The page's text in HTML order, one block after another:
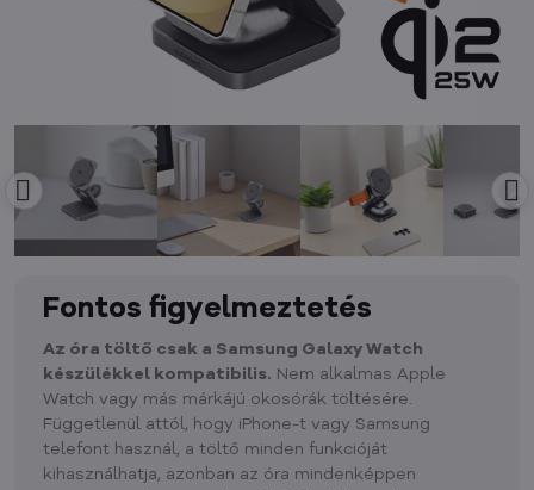
Fontos figyelmeztetés
Az óra töltő csak a Samsung Galaxy Watch
készülékkel kompatibilis. Nem alkalmas Apple
Watch vagy más márkájú okosórák töltésére.
Függetlenül attól, hogy iPhone-t vagy Samsung
telefont használ, a töltő minden funkcióját
kihasználhatja, azonban az óra mindenképpen